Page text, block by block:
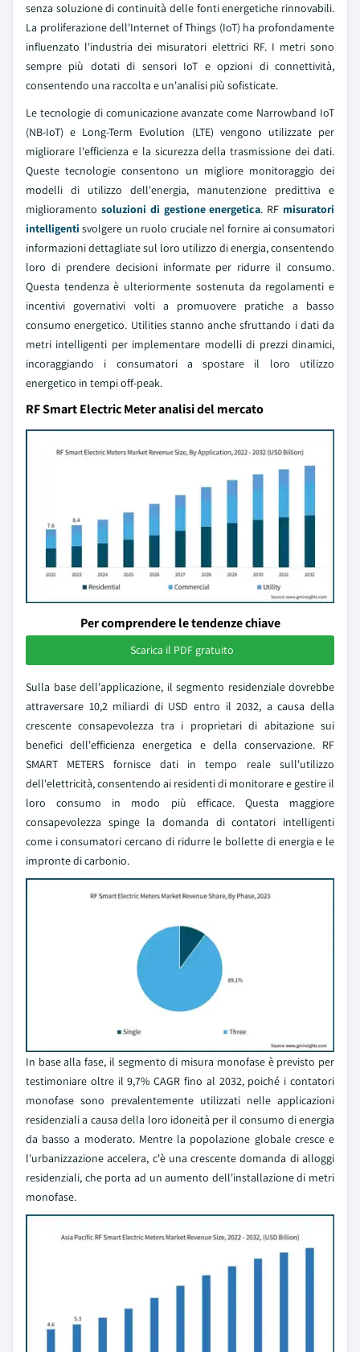
senza soluzione di continuità delle fonti energetiche rinnovabili.
La proliferazione dell'Internet of Things (IoT) ha profondamente
influenzato l'industria dei misuratori elettrici RF. I metri sono
sempre più dotati di sensori IoT e opzioni di connettività,
consentendo una raccolta e un'analisi più sofisticate.
Le tecnologie di comunicazione avanzate come Narrowband IoT
(NB-IoT) e Long-Term Evolution (LTE) vengono utilizzate per
migliorare l'efficienza e la sicurezza della trasmissione dei dati.
Queste tecnologie consentono un migliore monitoraggio dei
modelli di utilizzo dell'energia, manutenzione predittiva e
miglioramento soluzioni di gestione energetica. RF misuratori
intelligenti svolgere un ruolo cruciale nel fornire ai consumatori
informazioni dettagliate sul loro utilizzo di energia, consentendo
loro di prendere decisioni informate per ridurre il consumo.
Questa tendenza è ulteriormente sostenuta da regolamenti e
incentivi governativi volti a promuovere pratiche a basso
consumo energetico. Utilities stanno anche sfruttando i dati da
metri intelligenti per implementare modelli di prezzi dinamici,
incoraggiando i consumatori a spostare il loro utilizzo
energetico in tempi off-peak.
RF Smart Electric Meter analisi del mercato
Per comprendere le tendenze chiave
Scarica il PDF gratuito
Sulla base dell'applicazione, il segmento residenziale dovrebbe
attraversare 10,2 miliardi di USD entro il 2032, a causa della
crescente consapevolezza tra i proprietari di abitazione sui
benefici dell'efficienza energetica e della conservazione. RF
SMART METERS fornisce dati in tempo reale sull'utilizzo
dell'elettricità, consentendo ai residenti di monitorare e gestire il
loro consumo in modo più efficace. Questa maggiore
consapevolezza spinge la domanda di contatori intelligenti
come i consumatori cercano di ridurre le bollette di energia e le
impronte di carbonio.
In base alla fase, il segmento di misura monofase è previsto per
testimoniare oltre il 9,7% CAGR fino al 2032, poiché i contatori
monofase sono prevalentemente utilizzati nelle applicazioni
residenziali a causa della loro idoneità per il consumo di energia
da basso a moderato. Mentre la popolazione globale cresce e
l'urbanizzazione accelera, c'è una crescente domanda di alloggi
residenziali, che porta ad un aumento dell'installazione di metri
monofase.